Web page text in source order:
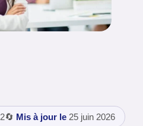
🔄 Mis à jour le 25 juin 2026